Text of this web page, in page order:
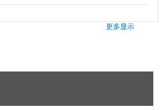
更多显示